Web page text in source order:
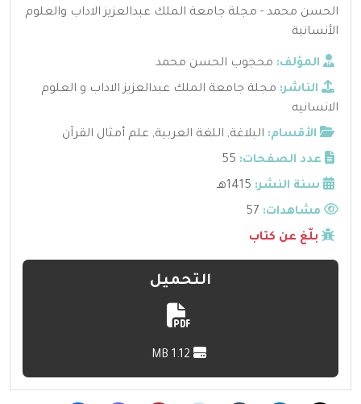
الحسن محمد - مجلة جامعة الملك عبدالعزيز الاداب والعلوم
الأنسانية
المؤلف: محجوب الحسن محمد
الناشر: مجلة جامعة الملك عبدالعزيز الاداب و العلوم
الانسانيه
الأقسام: البلاغة, اللغة العربية, علم أمثال القرآن
عدد الصفحات: 55
سنة النشر: 1415هـ
مشاهدات:
بلّغ عن كتاب
التحميل